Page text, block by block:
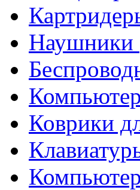
Наушники
Коврики